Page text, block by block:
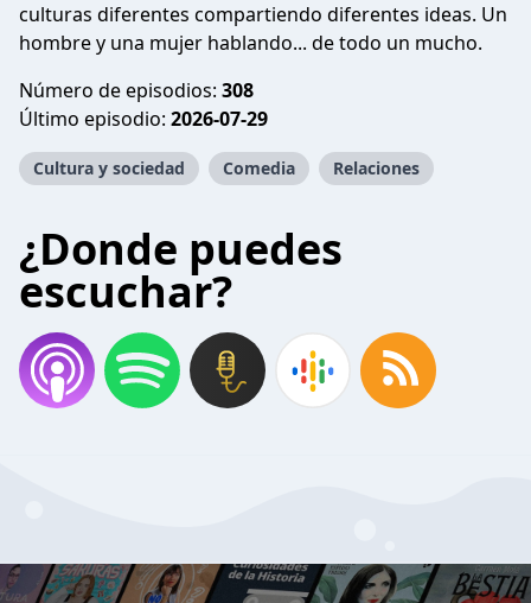
culturas diferentes compartiendo diferentes ideas. Un
hombre y una mujer hablando... de todo un mucho.
Número de episodios: 308
Último episodio: 2026-07-29
Cultura y sociedad Comedia Relaciones
¿Donde puedes
escuchar?